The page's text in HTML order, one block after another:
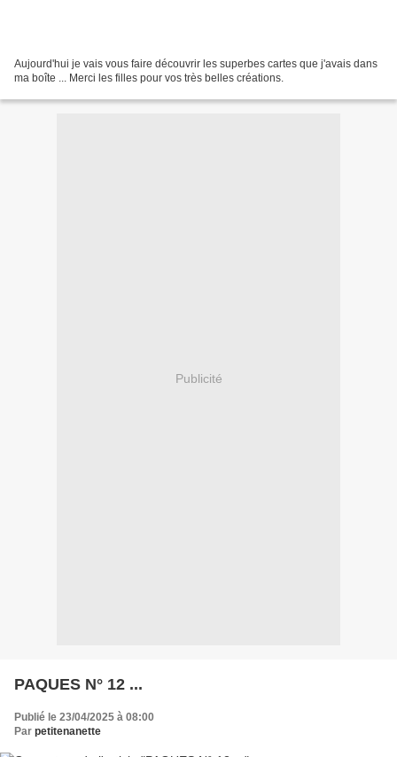
Aujourd'hui je vais vous faire découvrir les superbes cartes que j'avais dans
ma boîte ... Merci les filles pour vos très belles créations.
Publicité
PAQUES N° 12 ...
Publié le 23/04/2025 à 08:00
Par petitenanette